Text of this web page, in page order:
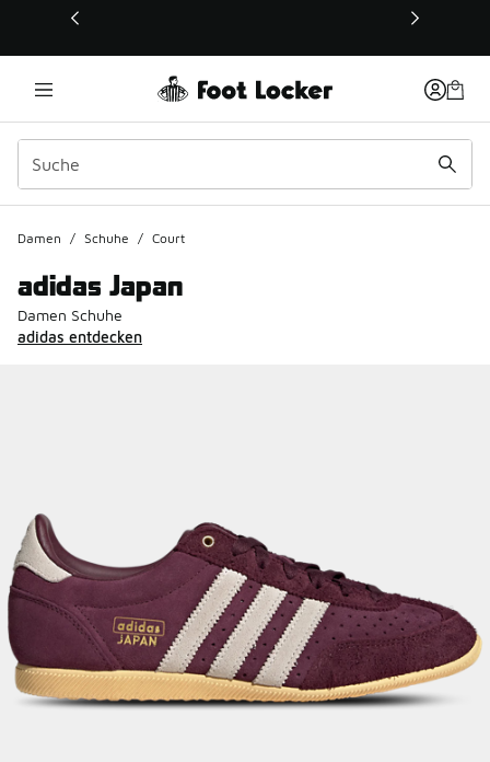
Dieser Link öffnet sich in einem neuen Fenster
Damen / Schuhe / Court
adidas Japan
Damen Schuhe
adidas entdecken